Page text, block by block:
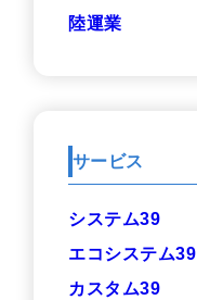
陸運業
サービス
システム39
エコシステム39
カスタム39